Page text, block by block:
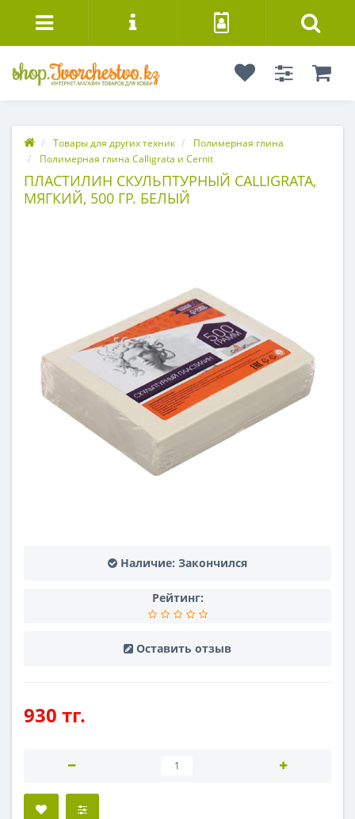
Товары для других техник
Полимерная глина
Полимерная глина Calligrata и Cernit
ПЛАСТИЛИН СКУЛЬПТУРНЫЙ CALLIGRATA,
МЯГКИЙ, 500 ГР. БЕЛЫЙ
Наличие: Закончился
Рейтинг:
Оставить отзыв
930 тг.